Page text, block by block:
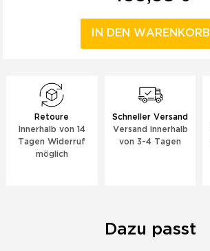
IN DEN WARENKORB
Retoure
Innerhalb von 14
Tagen Widerruf
möglich
Schneller Versand
Versand innerhalb
von 3-4 Tagen
Dazu passt